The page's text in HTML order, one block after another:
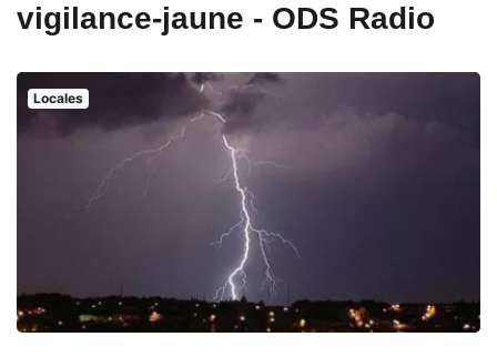
vigilance-jaune - ODS Radio
Locales